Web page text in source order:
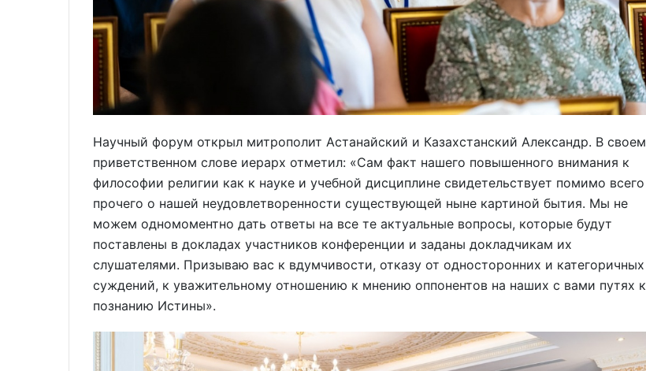
Научный форум открыл митрополит Астанайский и Казахстанский Александр. В своем
приветственном слове иерарх отметил: «Сам факт нашего повышенного внимания к
философии религии как к науке и учебной дисциплине свидетельствует помимо всего
прочего о нашей неудовлетворенности существующей ныне картиной бытия. Мы не
можем одномоментно дать ответы на все те актуальные вопросы, которые будут
поставлены в докладах участников конференции и заданы докладчикам их
слушателями. Призываю вас к вдумчивости, отказу от односторонних и категоричных
суждений, к уважительному отношению к мнению оппонентов на наших с вами путях к
познанию Истины».